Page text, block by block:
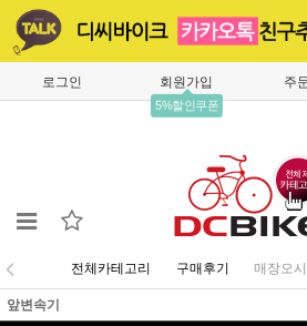
로그인 회원가입
5%할인쿠폰
주
전체카테고리 구매후기 매장오
앞변속기